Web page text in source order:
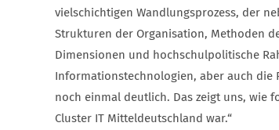
vielschichtigen Wandlungsprozess, der
Strukturen der Organisation, Methoden
Dimensionen und hochschulpolitische
Informationstechnologien, aber auch die
noch einmal deutlich. Das zeigt uns, wie
Cluster IT Mitteldeutschland war.“